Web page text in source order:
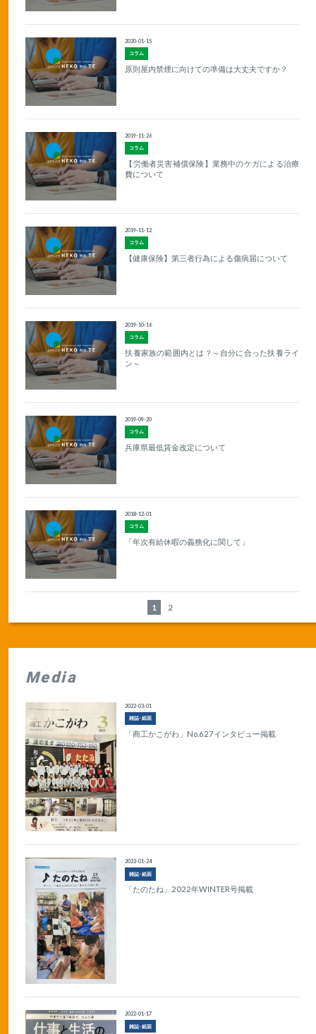
コラム
2020-01-15
原則屋内禁煙に向けての準備は大丈夫ですか？
コラム
2019-11-26
【労働者災害補償保険】業務中のケガによる治療
費について
コラム
2019-11-12
【健康保険】第三者行為による傷病届について
コラム
2019-10-16
扶養家族の範囲内とは？～自分に合った扶養ライ
ン～
コラム
2019-09-20
兵庫県最低賃金改定について
コラム
2018-12-01
「年次有給休暇の義務化に関して」
1 2
Media
雑誌･紙面
2022-03-01
「商工かこがわ」No.627インタビュー掲載
雑誌･紙面
2022-01-24
「たのたね」2022年WINTER号掲載
雑誌･紙面
2022-01-17